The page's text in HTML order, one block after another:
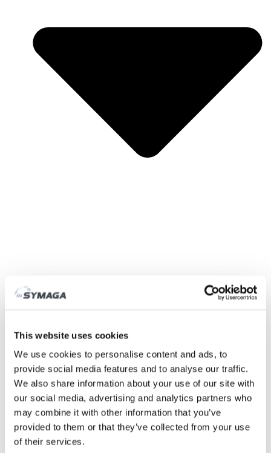
This website uses cookies
We use cookies to personalise content and ads, to
provide social media features and to analyse our traffic.
We also share information about your use of our site with
our social media, advertising and analytics partners who
may combine it with other information that you’ve
provided to them or that they’ve collected from your use
of their services.
Fábrica
Feiras e eventos
Trabalhe connosco
Certificados e políticas
DESCARGAS
ÁREA CLIENTE